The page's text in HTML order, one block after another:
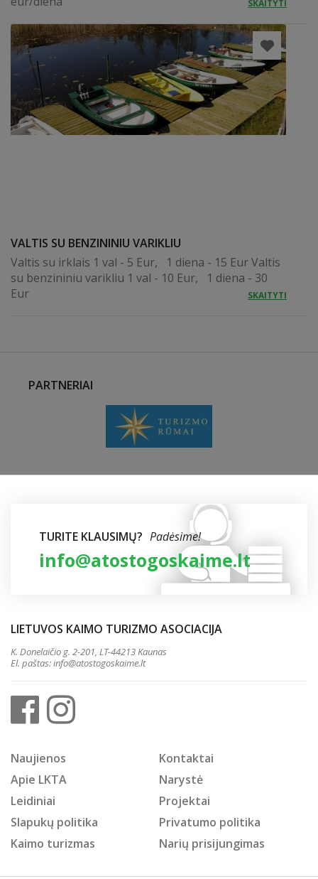
SKAITYTI
VALTIS SU BENZININIU VARIKLIU
Valtis su irklais 1 val - 5 Eur, 1 diena - 15 Eur Valtis
su benzininiu varikliu 1 val - 10 Eur, 1 diena - 30
Eur
SKAITYTI
PARTNERIAI
TURITE KLAUSIMŲ? Padėsime!
info@atostogoskaime.lt
LIETUVOS KAIMO TURIZMO ASOCIACIJA
K. Donelaičio g. 2-201, LT-44213 Kaunas
El. paštas:info@atostogoskaime.lt
Naujienos
Kontaktai
Apie LKTA
Narystė
Leidiniai
Projektai
Slapukų politika
Privatumo politika
Kaimo turizmas
Narių prisijungimas